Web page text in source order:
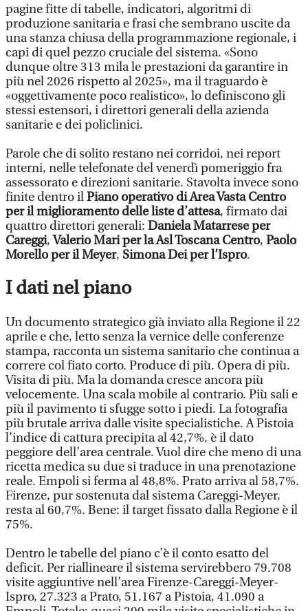
pagine fitte di tabelle, indicatori, algoritmi di
produzione sanitaria e frasi che sembrano uscite da
una stanza chiusa della programmazione regionale, i
capi di quel pezzo cruciale del sistema. «Sono
dunque oltre 313 mila le prestazioni da garantire in
più nel 2026 rispetto al 2025», ma il traguardo è
«oggettivamente poco realistico», lo definiscono gli
stessi estensori, i direttori generali della azienda
sanitarie e dei policlinici.
Parole che di solito restano nei corridoi, nei report
interni, nelle telefonate del venerdì pomeriggio fra
assessorato e direzioni sanitarie. Stavolta invece sono
finite dentro ilPiano operativo di Area Vasta Centro
per il miglioramento delle liste d’attesa, firmato dai
quattro direttori generali: Daniela Matarrese per
Careggi,Valerio Mari per la Asl Toscana Centro, Paolo
Morello per il Meyer, Simona Dei per l’Ispro.
I dati nel piano
Un documento strategico già inviato alla Regione il 22
aprile e che, letto senza la vernice delle conferenze
stampa, racconta un sistema sanitario che continua a
correre col fiato corto. Produce di più. Opera di più.
Visita di più. Ma la domanda cresce ancora più
velocemente. Una scala mobile al contrario. Più sali e
più il pavimento ti sfugge sotto i piedi. La fotografia
più brutale arriva dalle visite specialistiche. A Pistoia
l’indice di cattura precipita al 42,7%, è il dato
peggiore dell’area centrale. Vuol dire che meno di una
ricetta medica su due si traduce in una prenotazione
reale. Empoli si ferma al 48,8%. Prato arriva al 58,7%.
Firenze, pur sostenuta dal sistema Careggi-Meyer,
resta al 60,7%. Bene: il target fissato dalla Regione è il
75%.
Dentro le tabelle del piano c’è il conto esatto del
deficit. Per riallineare il sistema servirebbero 79.708
visite aggiuntive nell’area Firenze-Careggi-Meyer-
Ispro, 27.323 a Prato, 51.167 a Pistoia, 41.090 a